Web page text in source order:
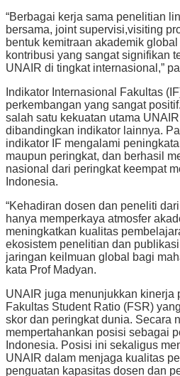
“Berbagai kerja sama penelitian
bersama, joint supervisi,visiting
bentuk kemitraan akademik
kontribusi yang sangat signifikan
UNAIR di tingkat internasional,”
Indikator Internasional Fakultas
perkembangan yang sangat
salah satu kekuatan utama
dibandingkan indikator lainnya.
indikator IF mengalami
maupun peringkat, dan berhasil
nasional dari peringkat keempat
Indonesia.
“Kehadiran dosen dan peneliti
hanya memperkaya atmosfer
meningkatkan kualitas
ekosistem penelitian dan
jaringan keilmuan global bagi
kata Prof Madyan.
UNAIR juga menunjukkan kinerja
Fakultas Student Ratio (FSR)
skor dan peringkat dunia. Secara
mempertahankan posisi sebagai
Indonesia. Posisi ini sekaligus
UNAIR dalam menjaga kualitas
penguatan kapasitas dosen dan